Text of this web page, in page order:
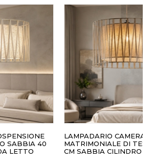
40
LETTO
LAMPADARIO CAMERA
MATRIMONIALE DI
CM SABBIA CILINDRO